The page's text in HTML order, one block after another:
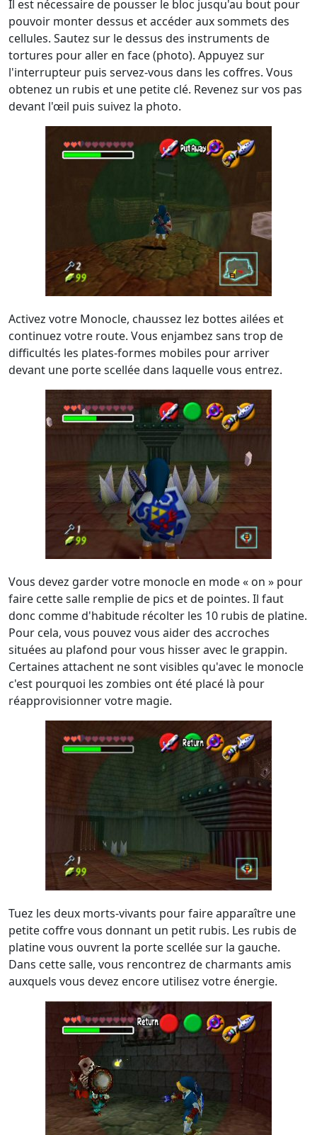
Il est nécessaire de pousser le bloc jusqu'au bout pour
pouvoir monter dessus et accéder aux sommets des
cellules. Sautez sur le dessus des instruments de
tortures pour aller en face (photo). Appuyez sur
l'interrupteur puis servez-vous dans les coffres. Vous
obtenez un rubis et une petite clé. Revenez sur vos pas
devant l'œil puis suivez la photo.
Activez votre Monocle, chaussez lez bottes ailées et
continuez votre route. Vous enjambez sans trop de
difficultés les plates-formes mobiles pour arriver
devant une porte scellée dans laquelle vous entrez.
Vous devez garder votre monocle en mode « on » pour
faire cette salle remplie de pics et de pointes. Il faut
donc comme d'habitude récolter les 10 rubis de platine.
Pour cela, vous pouvez vous aider des accroches
situées au plafond pour vous hisser avec le grappin.
Certaines attachent ne sont visibles qu'avec le monocle
c'est pourquoi les zombies ont été placé là pour
réapprovisionner votre magie.
Tuez les deux morts-vivants pour faire apparaître une
petite coffre vous donnant un petit rubis. Les rubis de
platine vous ouvrent la porte scellée sur la gauche.
Dans cette salle, vous rencontrez de charmants amis
auxquels vous devez encore utilisez votre énergie.